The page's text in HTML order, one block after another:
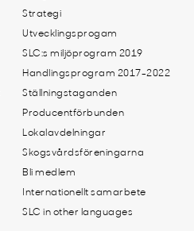
Strategi
Utvecklingsprogam
SLC:s miljöprogram 2019
Handlingsprogram 2017-2022
Ställningstaganden
Producentförbunden
Lokalavdelningar
Skogsvårdsföreningarna
Bli medlem
Internationellt samarbete
SLC in other languages